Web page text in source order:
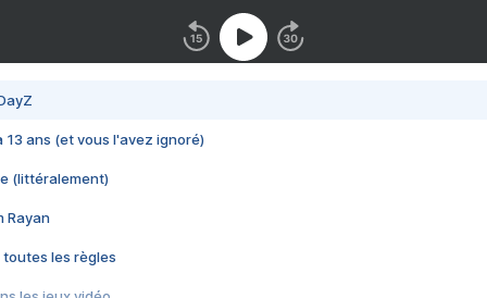
13 ans (et vous l'avez ignoré)
(littéralement)
Rayan
toutes les règles